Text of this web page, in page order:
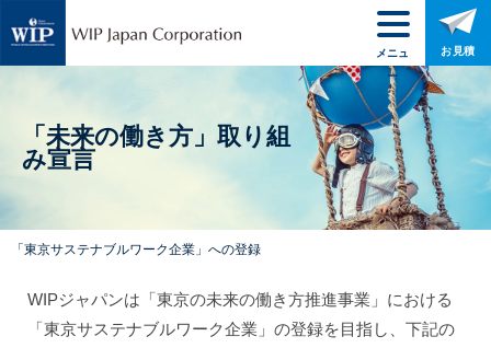
「未来の働き方」取り組
み宣言
「東京の未来の働き方推進事業」における
「東京サステナブルワーク企業」への登録
WIPジャパンは「東京の未来の働き方推進事業」における
「東京サステナブルワーク企業」の登録を目指し、下記の
メニュ
ー
お見積